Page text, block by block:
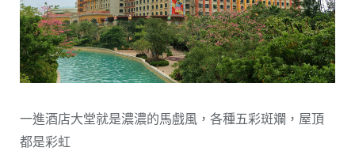
一進酒店大堂就是濃濃的馬戲風，各種五彩斑斕，屋頂
都是彩虹